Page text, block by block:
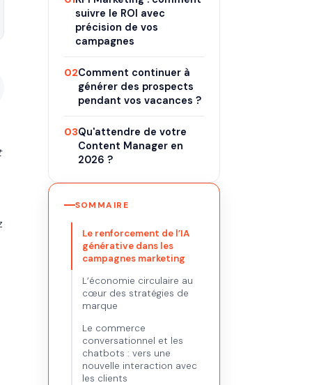
suivre le ROI avec
précision de vos
campagnes
02Comment continuer à
générer des prospects
pendant vos vacances ?
03Qu'attendre de votre
Content Manager en
2026 ?
SOMMAIRE
Le renforcement de l’IA
générative dans les
campagnes marketing
L’économie circulaire au
cœur des stratégies de
marque
Le commerce
conversationnel et les
chatbots : vers une
nouvelle interaction avec
les clients